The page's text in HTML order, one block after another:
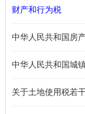
财产和行为税
中华人民共和国房
中华人民共和国城
关于土地使用税若